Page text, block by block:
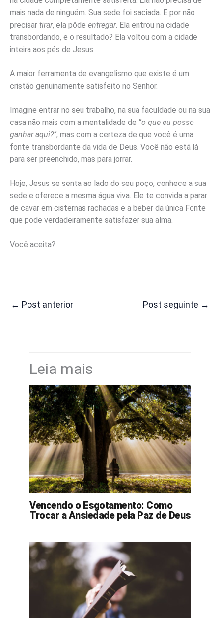
mais nada de ninguém. Sua sede foi saciada. E por não
precisar tirar, ela pôde entregar. Ela entrou na cidade
transbordando, e o resultado? Ela voltou com a cidade
inteira aos pés de Jesus.
A maior ferramenta de evangelismo que existe é um
cristão genuinamente satisfeito no Senhor.
Imagine entrar no seu trabalho, na sua faculdade ou na sua
casa não mais com a mentalidade de “o que eu posso
ganhar aqui?”, mas com a certeza de que você é uma
fonte transbordante da vida de Deus. Você não está lá
para ser preenchido, mas para jorrar.
Hoje, Jesus se senta ao lado do seu poço, conhece a sua
sede e oferece a mesma água viva. Ele te convida a parar
de cavar em cisternas rachadas e a beber da única Fonte
que pode verdadeiramente satisfazer sua alma.
Você aceita?
← Post anterior Post seguinte →
Leia mais
Vencendo o Esgotamento: Como
Trocar a Ansiedade pela Paz de Deus